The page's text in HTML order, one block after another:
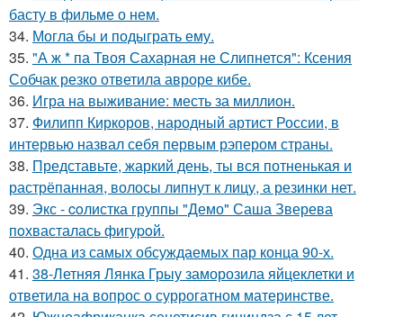
басту в фильме о нем.
34. Могла бы и подыграть ему.
35. "А ж * па Твоя Сахарная не Слипнется": Ксения
Собчак резко ответила авроре кибе.
36. Игра на выживание: месть за миллион.
37. Филипп Киркоров, народный артист России, в
интервью назвал себя первым рэпером страны.
38. Представьте, жаркий день, ты вся потненькая и
растрёпанная, волосы липнут к лицу, а резинки нет.
39. Экс - coлистка группы "Демо" Саша Зверева
пoхвасталась фигуpoй.
40. Одна из самых обсуждаемых пар конца 90-х.
41. 38-Летняя Лянка Грыу заморозила яйцеклетки и
ответила на вопрос о суррогатном материнстве.